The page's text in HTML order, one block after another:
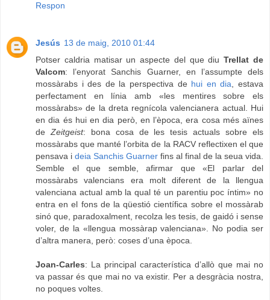
Respon
Jesús 13 de maig, 2010 01:44
Potser caldria matisar un aspecte del que diu Trellat de
Valcom: l’enyorat Sanchis Guarner, en l’assumpte dels
mossàrabs i des de la perspectiva de hui en dia, estava
perfectament en línia amb «les mentires sobre els
mossàrabs» de la dreta regnícola valencianera actual. Hui
en dia és hui en dia però, en l’època, era cosa més aïnes
deZeitgeist: bona cosa de les tesis actuals sobre els
mossàrabs que manté l’orbita de la RACV reflectixen el que
pensava i deia Sanchis Guarner fins al final de la seua vida.
Semble el que semble, afirmar que «El parlar del
mossàrabs valencians era molt diferent de la llengua
valenciana actual amb la qual té un parentiu poc íntim» no
entra en el fons de la qüestió científica sobre el mossàrab
sinó que, paradoxalment, recolza les tesis, de gaidó i sense
voler, de la «llengua mossàrap valenciana». No podia ser
d’altra manera, però: coses d’una època.
Joan-Carles: La principal característica d’allò que mai no
va passar és que mai no va existir. Per a desgràcia nostra,
no poques voltes.